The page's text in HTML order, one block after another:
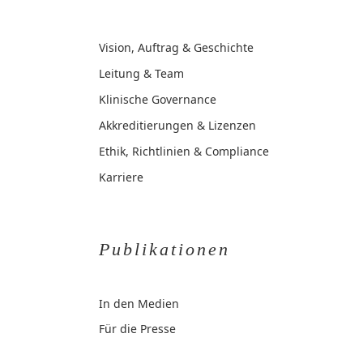
Vision, Auftrag & Geschichte
Leitung & Team
Klinische Governance
Akkreditierungen & Lizenzen
Ethik, Richtlinien & Compliance
Karriere
Publikationen
In den Medien
Für die Presse